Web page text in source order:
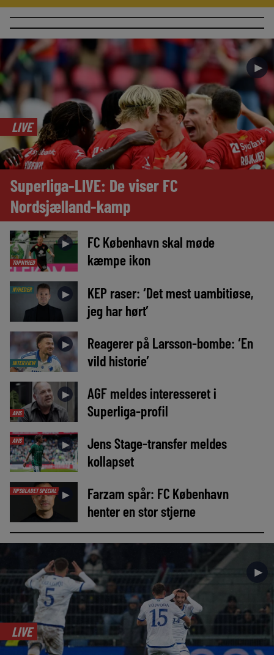
►
LIVE
Superliga-LIVE: De viser FC
Nordsjælland-kamp
TOPNYHED
►
FC København skal møde
kæmpe ikon
NYHEDER ►
KEP raser: ‘Det mest uambitiøse,
jeg har hørt’
INTERVIEW
►
Reagerer på Larsson-bombe: ‘En
vild historie’
AVIS
►
AGF meldes interesseret i
Superliga-profil
AVIS ►
Jens Stage-transfer meldes
kollapset
TIPSBLADET SPECIAL ►
Farzam spår: FC København
henter en stor stjerne
►
LIVE